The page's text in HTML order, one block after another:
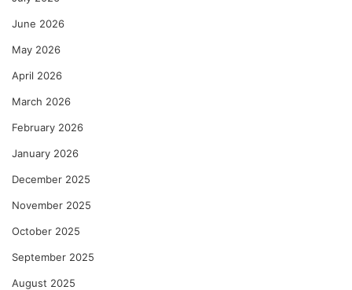
June 2026
May 2026
April 2026
March 2026
February 2026
January 2026
December 2025
November 2025
October 2025
September 2025
August 2025